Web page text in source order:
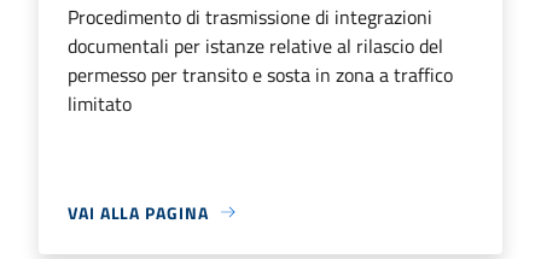
Procedimento di trasmissione di integrazioni
documentali per istanze relative al rilascio del
permesso per transito e sosta in zona a traffico
limitato
VAI ALLA PAGINA